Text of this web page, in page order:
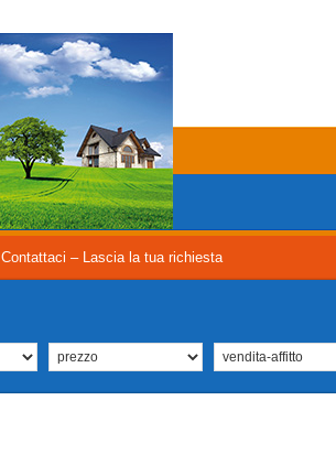
Contattaci – Lascia la tua richiesta